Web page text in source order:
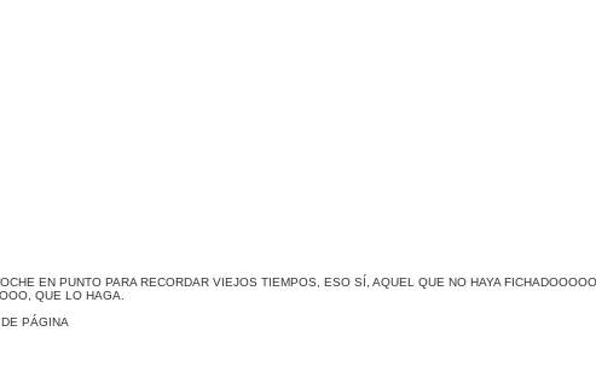
EN PUNTO PARA RECORDAR VIEJOS TIEMPOS, ESO SÍ, AQUEL QUE NO HAYA
QUE LO HAGA.
PÁGINA